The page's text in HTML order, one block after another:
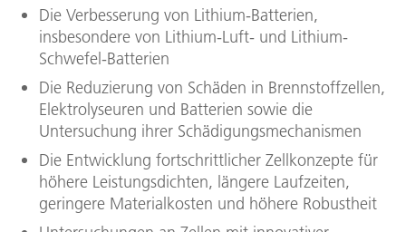
Die Verbesserung von Lithium-Batterien,
insbesondere von Lithium-Luft- und Lithium-
Schwefel-Batterien
Die Reduzierung von Schäden in Brennstoffzellen,
Elektrolyseuren und Batterien sowie die
Untersuchung ihrer Schädigungsmechanismen
Die Entwicklung fortschrittlicher Zellkonzepte für
höhere Leistungsdichten, längere Laufzeiten,
geringere Materialkosten und höhere Robustheit